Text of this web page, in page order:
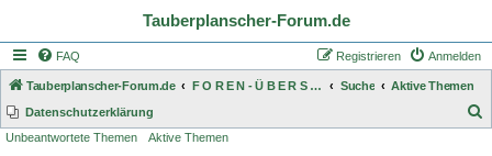
Tauberplanscher-Forum.de
FAQ Anmelden
Registrieren
Tauberplanscher-Forum.de F O R E N - Ü B E R S I C H T Suche
Aktive Themen
Datenschutzerklärung
Unbeantwortete Themen Aktive Themen